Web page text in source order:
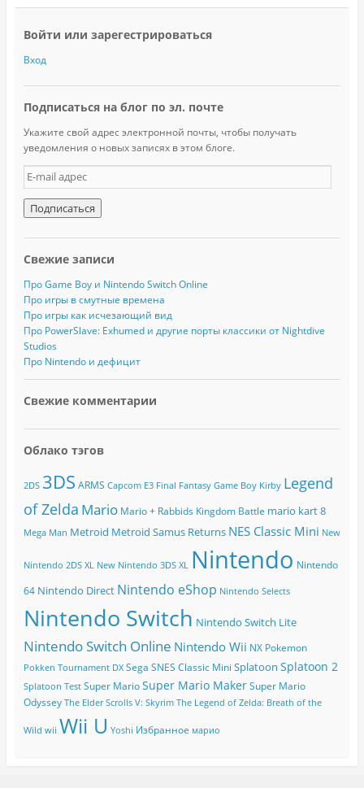
Войти или зарегестрироваться
Вход
Подписаться на блог по эл. почте
Укажите свой адрес электронной почты, чтобы получать
уведомления о новых записях в этом блоге.
E
-
m
a
i
а
д
р
е
с
Свежие записи
Про Game Boy и Nintendo Switch Online
Про игры в смутные времена
Про игры как исчезающий вид
Про PowerSlave: Exhumed и другие порты классики от Nightdive
Studios
Про Nintendo и дефицит
Свежие комментарии
Облако тэгов
2DS 3DS ARMS Capcom E3 Final Fantasy Game Boy Kirby Legend
of Zelda Mario Mario + Rabbids Kingdom Battle mario kart 8
Mega Man Metroid Metroid Samus Returns NES Classic Mini New
Nintendo 2DS XL New Nintendo 3DS XL Nintendo Nintendo
64 Nintendo Direct Nintendo eShop Nintendo Selects
Nintendo Switch Nintendo Switch Lite
Nintendo Switch Online Nintendo Wii NX Pokemon
Pokken Tournament DX Sega SNES Classic Mini Splatoon Splatoon 2
Splatoon Test Super Mario Super Mario Maker Super Mario
Odyssey The Elder Scrolls V: Skyrim The Legend of Zelda: Breath of the
Wild wii Wii U Yoshi Избранное марио